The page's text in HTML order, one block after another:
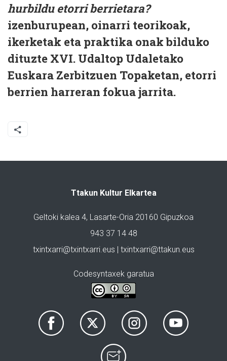
hurbildu etorri berrietara?
izenburupean, oinarri teorikoak,
ikerketak eta praktika onak bilduko
dituzte XVI. Udaltop Udaletako
Euskara Zerbitzuen Topaketan, etorri
berrien harreran fokua jarrita.
Ttakun Kultur Elkartea
Geltoki kalea 4, Lasarte-Oria 20160 Gipuzkoa
943 37 14 48
txintxarri@txintxarri.eus | txintxarri@ttakun.eus
Codesyntaxek garatua